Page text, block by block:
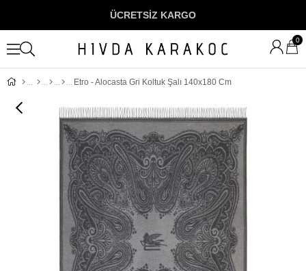
ÜCRETSİZ KARGO
0
Etro - Alocasta Gri Koltuk Şalı 140x180 Cm